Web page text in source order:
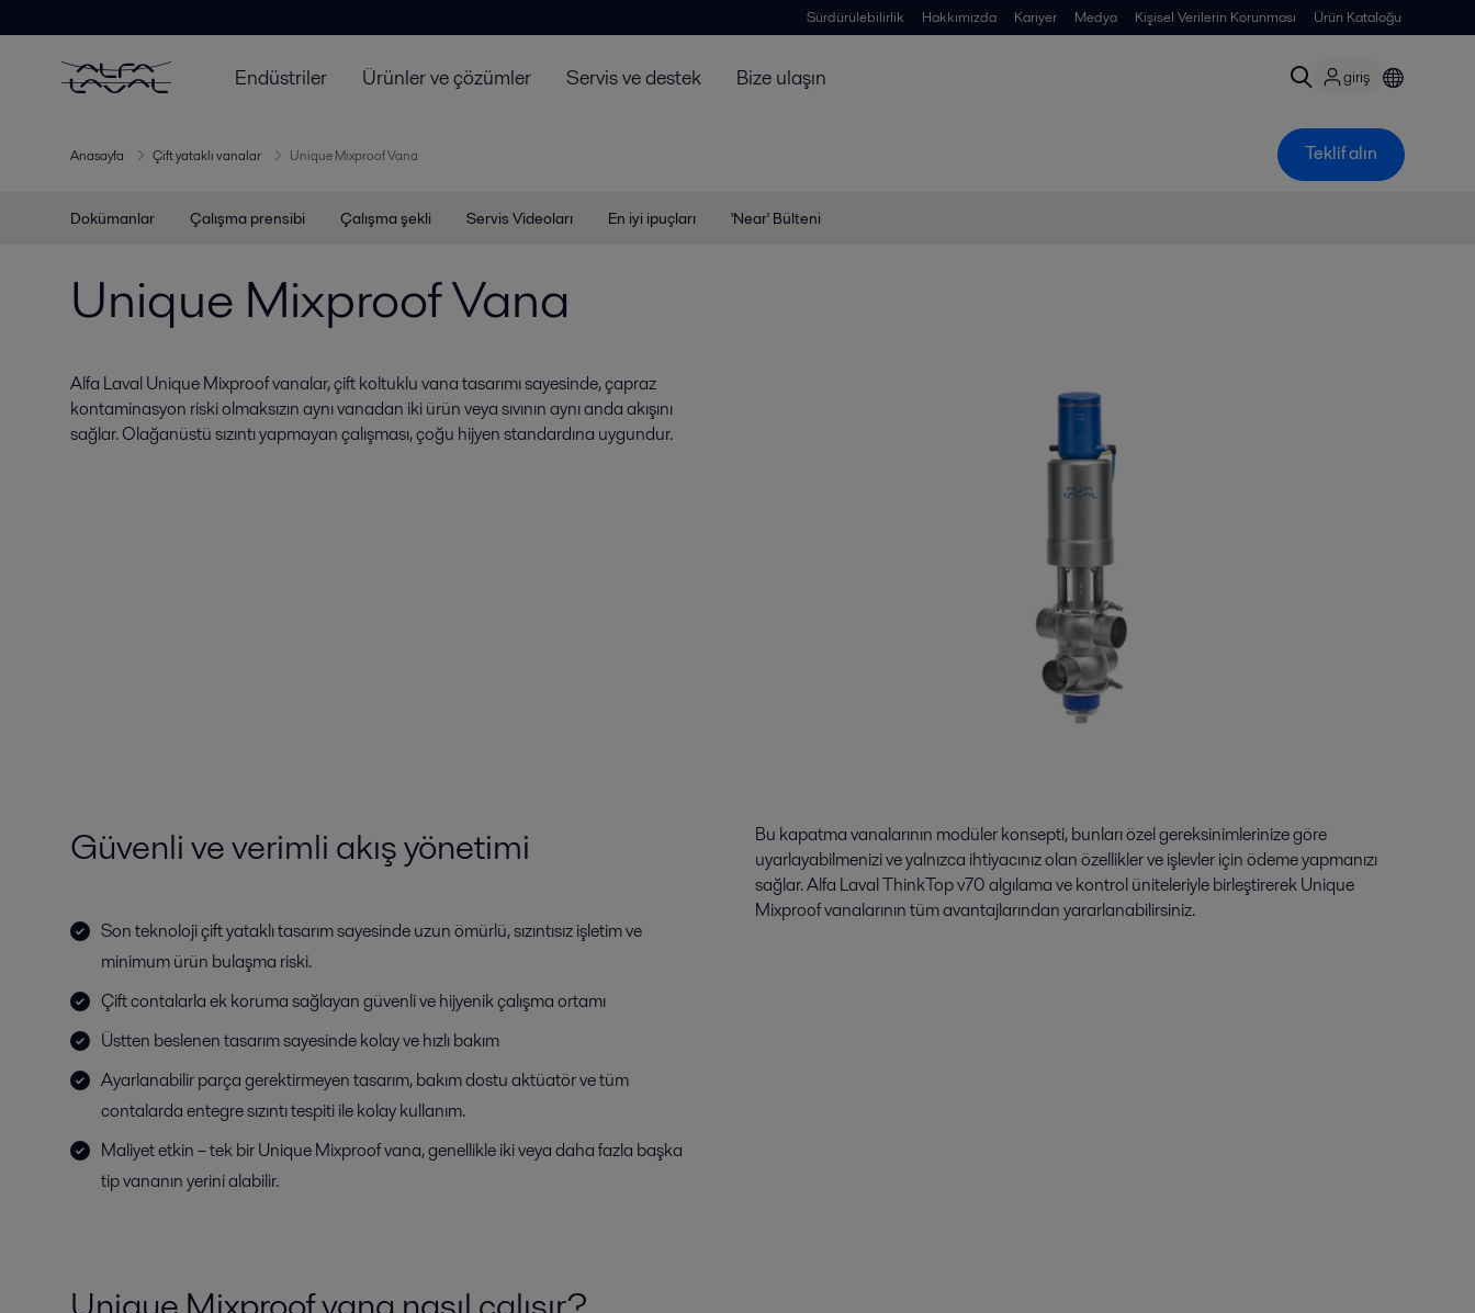
Sürdürülebilirlik Hakkımızda Kariyer Medya Kişisel Verilerin Korunması Ürün Kataloğu
Endüstriler Ürünler ve çözümler Servis ve destek Bize ulaşın giriş
Anasayfa Çift yataklı vanalar Unique Mixproof Vana Teklif alın
Dokümanlar Çalışma prensibi Çalışma şekli Servis Videoları En iyi ipuçları 'Near' Bülteni
Unique Mixproof Vana
Alfa Laval Unique Mixproof vanalar, çift koltuklu vana tasarımı sayesinde, çapraz
kontaminasyon riski olmaksızın aynı vanadan iki ürün veya sıvının aynı anda akışını
sağlar. Olağanüstü sızıntı yapmayan çalışması, çoğu hijyen standardına uygundur.
Güvenli ve verimli akış yönetimi
Son teknoloji çift yataklı tasarım sayesinde uzun ömürlü, sızıntısız işletim ve
minimum ürün bulaşma riski.
Çift contalarla ek koruma sağlayan güvenli ve hijyenik çalışma ortamı
Üstten beslenen tasarım sayesinde kolay ve hızlı bakım
Ayarlanabilir parça gerektirmeyen tasarım, bakım dostu aktüatör ve tüm
contalarda entegre sızıntı tespiti ile kolay kullanım.
Maliyet etkin – tek bir Unique Mixproof vana, genellikle iki veya daha fazla başka
tip vananın yerini alabilir.
Bu kapatma vanalarının modüler konsepti, bunları özel gereksinimlerinize göre
uyarlayabilmenizi ve yalnızca ihtiyacınız olan özellikler ve işlevler için ödeme yapmanızı
sağlar. Alfa Laval ThinkTop v70 algılama ve kontrol üniteleriyle birleştirerek Unique
Mixproof vanalarının tüm avantajlarından yararlanabilirsiniz.